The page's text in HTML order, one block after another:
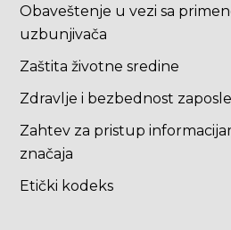
Obaveštenje u vezi sa
uzbunjivača
Zaštita životne sredine
Zdravlje i bezbednost
Zahtev za pristup
značaja
Etički kodeks